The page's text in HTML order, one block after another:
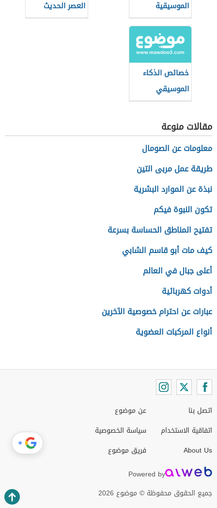
الموسيقية
ومكوناتها
العصر الحديث
خصائص الذكاء
الموسيقي
مقالات منوعة
معلومات عن الصومال
طريقة عمل مربى التين
نبذة عن الموارد البشرية
تكون النبوة فيكم
تفتيح المناطق الحساسة بسرعة
كيف مات أبو قاسم الشابي
أعلى جبال في العالم
أدوات كهربائية
عبارات عن احترام خصوصية الآخرين
أنواع المركبات العضوية
اتصل بنا
اتفاقية الاستخدام
About Us
عن موضوع
سياسة الخصوصية
فريق موضوع
Powered by
جميع الحقوق محفوظة © موضوع 2026
+